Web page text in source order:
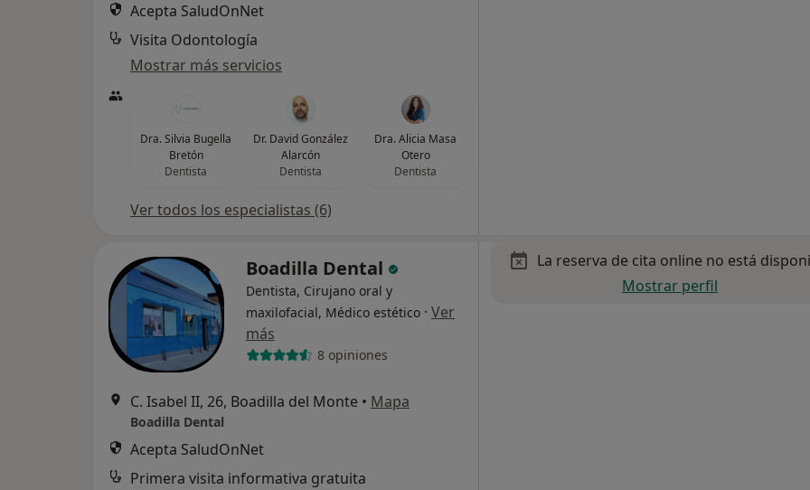
Acepta SaludOnNet
Visita Odontología
Mostrar más servicios
Dra. Silvia Bugella
Bretón
Dentista
Dr. David González
Alarcón
Dentista
Dra. Alicia Masa
Otero
Dentista
Ver todos los especialistas (6)
Boadilla Dental
Dentista, Cirujano oral y
maxilofacial, Médico estético · Ver
más
8 opiniones
C. Isabel II, 26, Boadilla del Monte • Mapa
Boadilla Dental
Acepta SaludOnNet
Primera visita informativa gratuita
La reserva de cita online no está
Mostrar perfil